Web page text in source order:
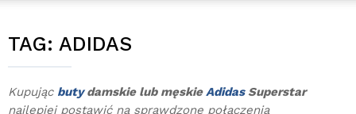
TAG: ADIDAS
Kupując butydamskie lub męskieAdidasSuperstar
najlepiej postawić na sprawdzone połączenia